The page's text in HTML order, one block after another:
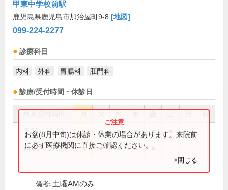
甲東中学校前駅
鹿児島県鹿児島市加治屋町9-8 [地図]
099-224-2277
診療科目
内科 外科 胃腸科 肛門科
診療/受付時間・休診日
祝
8:30～11:30 ● ● ● ● ●
14:00～17:30 ● ● ● ●
お盆(8月中旬)は休診・休業の場合があります。来院前
に必ず医療機関に直接ご確認ください。
×閉じる
備考: 土曜AMのみ